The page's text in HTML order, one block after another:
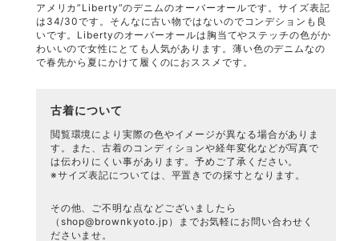
アメリカ”Liberty”のデニムのオーバーオールです。サイズ表記
は34/30です。そんなに古い物ではないのでコンデションも良
いです。Libertyのオーバーオールは胸当てやステッチの色がか
わいいので女性にとても人気があります。薄い色のデニムなの
で春先から夏にかけて履くのにおススメです。
古着について
閲覧環境により実際の色やイメージが異なる場合がありま
す。また、古着のコンディションや経年変化などが写真で
は伝わりにくい事があります。予めご了承ください。
※サイズ表記については、平置きでの採寸となります。
その他、ご不明な点などございましたら
（ shop@brownkyoto.jp ）までお気軽にお問い合わせく
ださいませ。